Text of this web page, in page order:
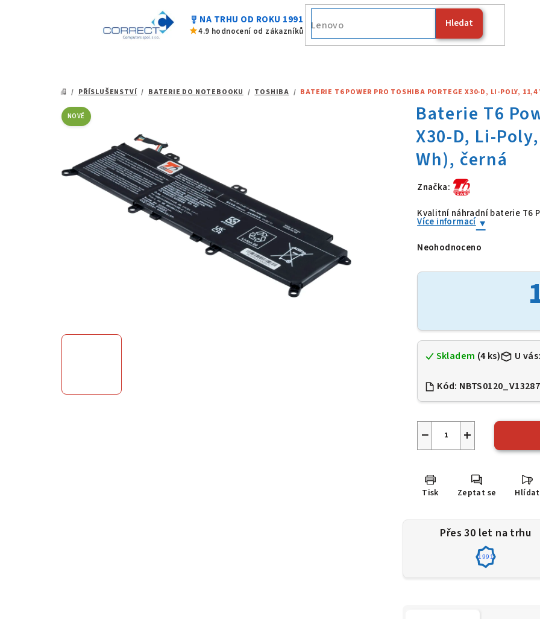
military_tech NA TRHU OD ROKU 1991
star4.9 hodnocení od zákazníků
Hledat
Fujitsu
DOMŮ
/ PŘÍSLUŠENSTVÍ / BATERIE DO NOTEBOOKU / TOSHIBA / BATERIE T6 POWER PRO TOSHIBA PORTEGE X30-D, LI-POLY,
Značka:
Baterie T6
Kvalitní náhradní baterie T6
Více informací
Průměrné
produktu
je
Neohodnoceno
Skladem (4 ks) U
Kód:
+
−
Tisk Zeptat se Hlídat
NOVÉ
Přes 30 let na trhu
1991
hvězdiček.